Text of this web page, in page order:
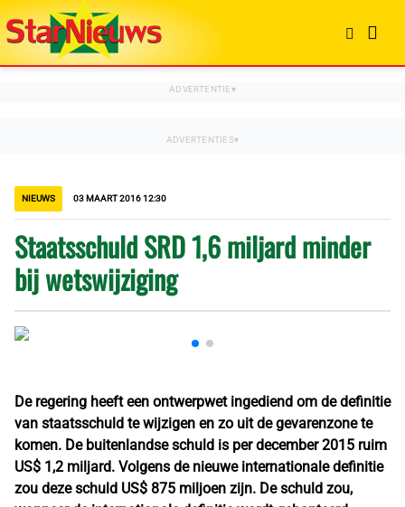
NIEUWS 03 MAART 2016 12:30
Staatsschuld SRD 1,6 miljard minder
bij wetswijziging
De regering heeft een ontwerpwet ingediend om de definitie
van staatsschuld te wijzigen en zo uit de gevarenzone te
komen. De buitenlandse schuld is per december 2015 ruim
US$ 1,2 miljard. Volgens de nieuwe internationale definitie
zou deze schuld US$ 875 miljoen zijn. De schuld zou,